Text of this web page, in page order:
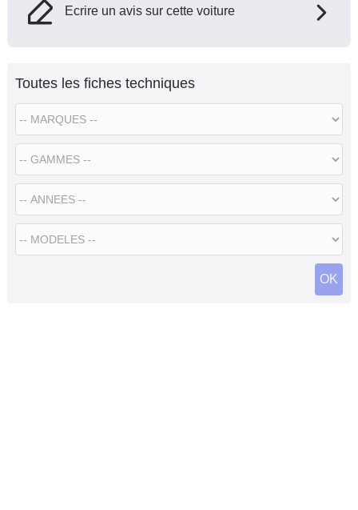
Ecrire un avis sur cette voiture
Toutes les fiches techniques